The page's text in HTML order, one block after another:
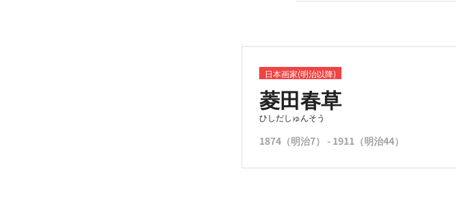
日本画家(明治以降)
菱田春草
ひしだしゅんそう
1874（明治7） - 1911（明治44）